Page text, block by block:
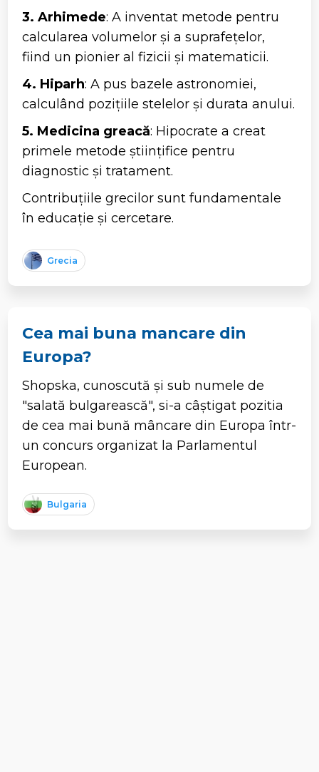
3. Arhimede: A inventat metode pentru
calcularea volumelor și a suprafețelor,
fiind un pionier al fizicii și matematicii.
4. Hiparh: A pus bazele astronomiei,
calculând pozițiile stelelor și durata anului.
5. Medicina greacă: Hipocrate a creat
primele metode științifice pentru
diagnostic și tratament.
Contribuțiile grecilor sunt fundamentale
în educație și cercetare.
Grecia
Cea mai buna mancare din
Europa?
Shopska, cunoscută și sub numele de
"salată bulgarească", si-a câștigat pozitia
de cea mai bună mâncare din Europa într-
un concurs organizat la Parlamentul
European.
Bulgaria